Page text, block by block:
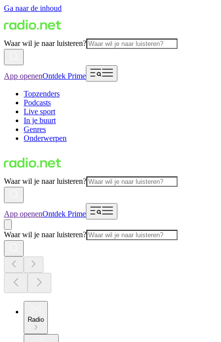
Ga naar de inhoud
Waar wil je naar luisteren?
App openenOntdek Prime
Topzenders
Podcasts
Live sport
In je buurt
Genres
Onderwerpen
Waar wil je naar luisteren?
App openenOntdek Prime
Waar wil je naar luisteren?
Radio